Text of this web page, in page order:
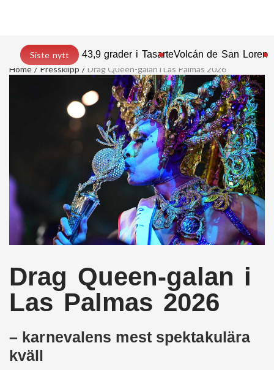
Siste nytt 43,9 grader i TasarteVolcán de San
Home
Pressklipp Drag Queen-galan i Las Palmas 2026
Drag Queen-galan i
Las Palmas 2026
– karnevalens mest spektakulära
kväll